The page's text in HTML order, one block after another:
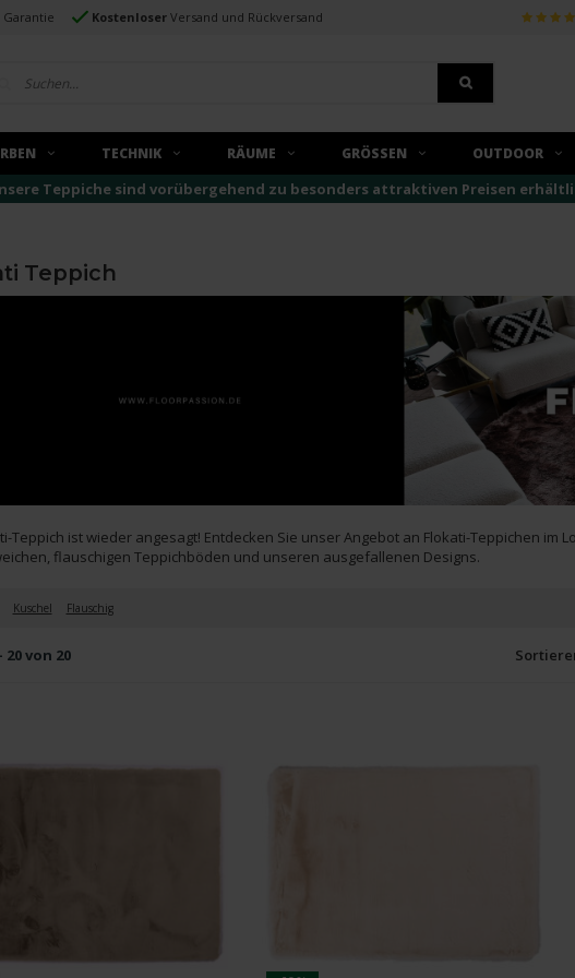
Garantie Kostenloser Versand und Rückversand
TECHNIK RÄUME GRÖSSEN OUTDOOR
Teppiche sind vorübergehend zu besonders attraktiven Preisen
Teppich
Teppich ist wieder angesagt! Entdecken Sie unser Angebot an Flokati-Teppichen im
flauschigen Teppichböden und unseren ausgefallenen Designs.
Kuschel Flauschig
20 von 20